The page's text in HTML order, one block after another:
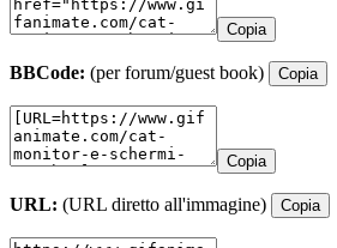
Copia
BBCode: (per forum/guest book) Copia
Copia
URL: (URL diretto all'immagine) Copia